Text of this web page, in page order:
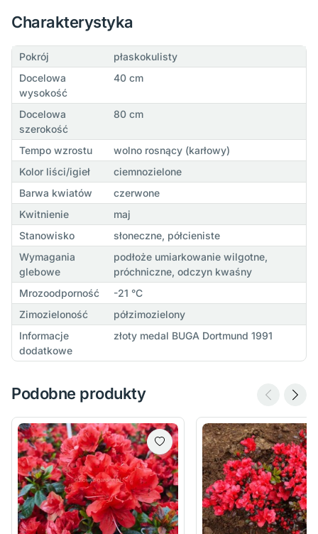
Charakterystyka
Pokrój
płaskokulisty
Docelowa
wysokość
40 cm
Docelowa
szerokość
80 cm
Tempo wzrostu
wolno rosnący (karłowy)
Kolor liści/igieł
ciemnozielone
Barwa kwiatów
czerwone
Kwitnienie
maj
Stanowisko
słoneczne, półcieniste
Wymagania
glebowe
podłoże umiarkowanie wilgotne,
próchniczne, odczyn kwaśny
Mrozoodporność
-21 °C
Zimozieloność
półzimozielony
Informacje
dodatkowe
złoty medal BUGA Dortmund 1991
Podobne produkty